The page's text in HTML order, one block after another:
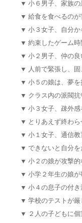
▼ 小６男子、家族
▼ 給食を食べるの
▼ 小３女子、自分
▼ 約束したゲーム
▼ 小２男子、仲の
▼ 人前で緊張し、
▼ 小５の娘は、夢を
▼ クラス内の派閥
▼ 小３女子、疎外
▼ とりあえず終わ
▼ 小１女子、通信
▼ できないと自分
▼ 小２の娘が攻撃
▼ 小学２年生の娘
▼ 小４の息子の付
▼ 学校のテストが厳
▼
２人の子どもに